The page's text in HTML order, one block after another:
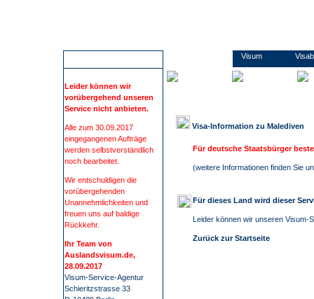
Leider können wir
vorübergehend unseren
Service nicht anbieten.
Alle zum 30.09.2017
eingegangenen Aufträge
werden selbstverständlich
noch bearbeitet.
Wir entschuldigen die
vorübergehenden
Unannehmlichkeiten und
freuen uns auf baldige
Rückkehr.
Ihr Team von
Auslandsvisum.de,
28.09.2017
Visum-Service-Agentur
Schieritzstrasse 33
Visum
Visa-Information zu Malediven
Für deutsche Staatsbürger
(weitere Informationen finden Sie
Für dieses Land wird dieser
Leider können wir unseren Visum-
Zurück zur Startseite